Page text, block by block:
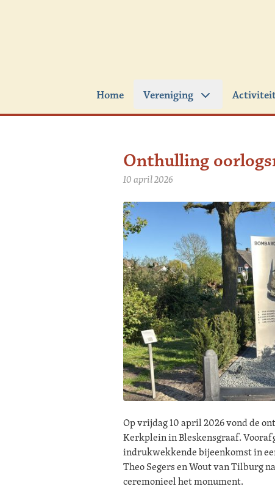
Home Vereniging
Onthulling
10 april 2026
Op vrijdag 10 april 2026 vond de
Kerkplein in Bleskensgraaf.
indrukwekkende bijeenkomst in
Theo Segers en Wout van Tilburg
ceremonieel het monument.